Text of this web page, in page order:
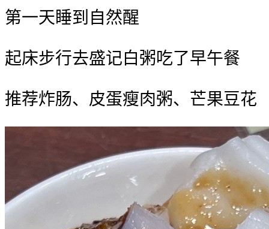
第一天睡到自然醒
‍️起床步行去盛记白粥吃了早午餐
推荐炸肠、皮蛋瘦肉粥、芒果豆花